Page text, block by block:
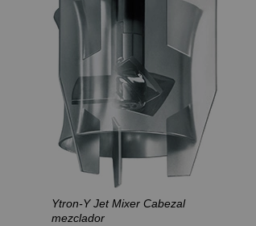
Ytron-Y Jet Mixer Cabezal
mezclador